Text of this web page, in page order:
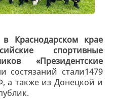
Краснодарском крае
спортивные
«Президентские
состязаний стали1479
а также из Донецкой и